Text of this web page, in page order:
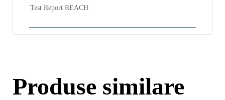
Test Report REACH
Produse similare